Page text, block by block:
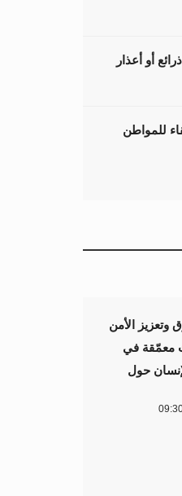
أو أعذار
للمواطن
وتعزيز الأمن
معمّقة في
حول